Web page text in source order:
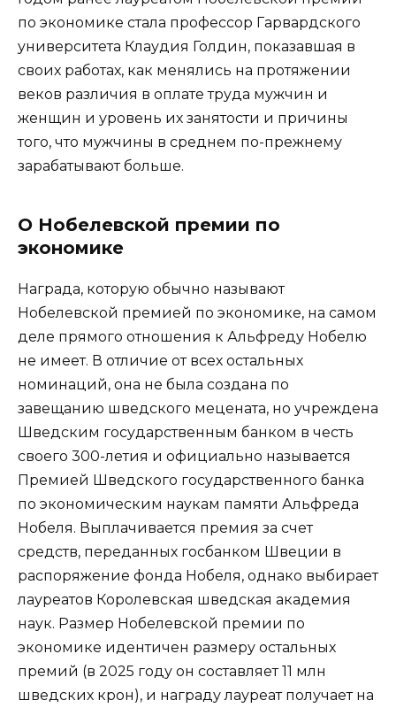
по экономике стала профессор Гарвардского
университета Клаудия Голдин, показавшая в
своих работах, как менялись на протяжении
веков различия в оплате труда мужчин и
женщин и уровень их занятости и причины
того, что мужчины в среднем по-прежнему
зарабатывают больше.
О Нобелевской премии по
экономике
Награда, которую обычно называют
Нобелевской премией по экономике, на самом
деле прямого отношения к Альфреду Нобелю
не имеет. В отличие от всех остальных
номинаций, она не была создана по
завещанию шведского мецената, но учреждена
Шведским государственным банком в честь
своего 300-летия и официально называется
Премией Шведского государственного банка
по экономическим наукам памяти Альфреда
Нобеля. Выплачивается премия за счет
средств, переданных госбанком Швеции в
распоряжение фонда Нобеля, однако выбирает
лауреатов Королевская шведская академия
наук. Размер Нобелевской премии по
экономике идентичен размеру остальных
премий (в 2025 году он составляет 11 млн
шведских крон), и награду лауреат получает на